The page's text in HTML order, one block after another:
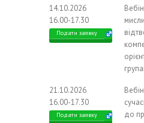
14.10.2026
16.00-17.30
Подати заявку
21.10.2026
16.00-17.30
Подати заявку
до